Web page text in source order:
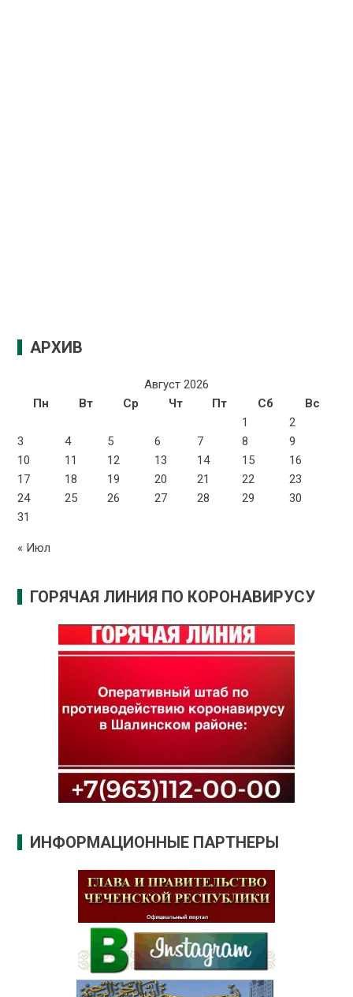
АРХИВ
Август 2026
Пн
Вт Ср Чт Пт Сб
Вс
1
2
3
4 5 6 7 8
9
10
11 12 13 14 15
16
17
18 19 20 21 22
23
24
25 26 27 28 29
30
31
« Июл
ГОРЯЧАЯ ЛИНИЯ ПО КОРОНАВИРУСУ
ИНФОРМАЦИОННЫЕ ПАРТНЕРЫ